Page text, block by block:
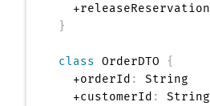
  +releaseReservation
}
class OrderDTO {
  +orderId
:
String
  +customerId
:
String